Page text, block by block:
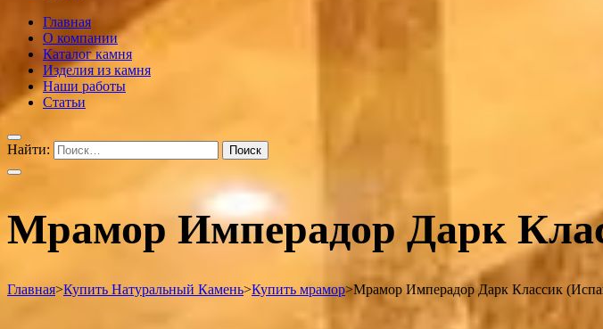
Главная
О компании
Каталог камня
Изделия из камня
Наши работы
Статьи
Найти:
Мрамор Имперадор Дарк
Главная>Купить Натуральный Камень>Купить мрамор>Мрамор Имперадор Дарк Классик